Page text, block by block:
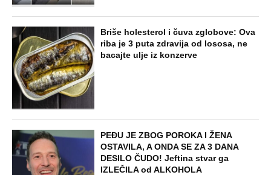
Briše holesterol i čuva zglobove: Ova
riba je 3 puta zdravija od lososa, ne
bacajte ulje iz konzerve
PEĐU JE ZBOG POROKA I ŽENA
OSTAVILA, A ONDA SE ZA 3 DANA
DESILO ČUDO! Jeftina stvar ga
IZLEČILA od ALKOHOLA